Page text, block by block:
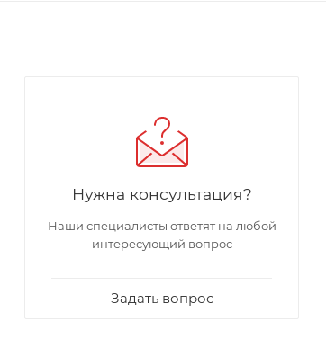
Нужна консультация?
Наши специалисты ответят на любой
интересующий вопрос
Задать вопрос